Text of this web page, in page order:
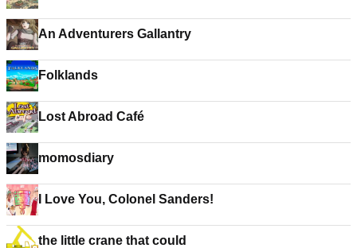
An Adventurers Gallantry
Folklands
Lost Abroad Café
momosdiary
I Love You, Colonel Sanders!
the little crane that could